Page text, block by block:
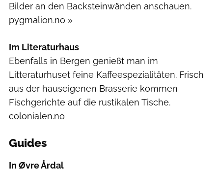
Bilder an den Backsteinwänden anschauen.
pygmalion.no »
Im Literaturhaus
Ebenfalls in Bergen genießt man im
Litteraturhuset feine Kaffeespezialitäten. Frisch
aus der hauseigenen Brasserie kommen
Fischgerichte auf die rustikalen Tische.
colonialen.no
Guides
In Øvre Årdal